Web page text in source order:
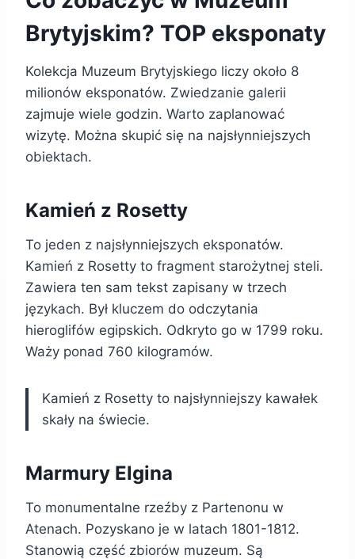
Brytyjskim? TOP eksponaty
Kolekcja Muzeum Brytyjskiego liczy około 8
milionów eksponatów. Zwiedzanie galerii
zajmuje wiele godzin. Warto zaplanować
wizytę. Można skupić się na najsłynniejszych
obiektach.
Kamień z Rosetty
To jeden z najsłynniejszych eksponatów.
Kamień z Rosetty to fragment starożytnej steli.
Zawiera ten sam tekst zapisany w trzech
językach. Był kluczem do odczytania
hieroglifów egipskich. Odkryto go w 1799 roku.
Waży ponad 760 kilogramów.
Kamień z Rosetty to najsłynniejszy kawałek
skały na świecie.
Marmury Elgina
To monumentalne rzeźby z Partenonu w
Atenach. Pozyskano je w latach 1801-1812.
Stanowią część zbiorów muzeum. Są